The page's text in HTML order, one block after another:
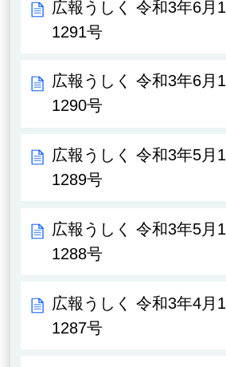
広報うしく 令和3年6月
1291号
広報うしく 令和3年6月
1290号
広報うしく 令和3年5月
1289号
広報うしく 令和3年5月
1288号
広報うしく 令和3年4月
1287号